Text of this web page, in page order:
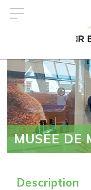
MUSÉE DE
Description